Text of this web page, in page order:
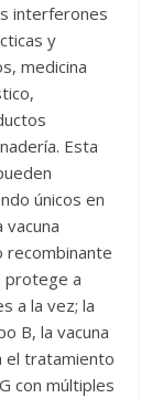
interferones
y
medicina
Esta
únicos en
recombinante
protege a
a la vez; la
B, la vacuna
el tratamiento
con múltiples